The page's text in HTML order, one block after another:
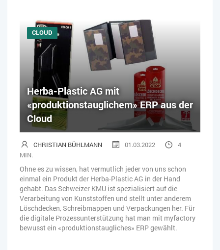
Herba-Plastic AG mit
«produktionstauglichem» ERP aus der
Cloud
CLOUD
CHRISTIAN BÜHLMANN 01.03.2022
4
MIN.
Ohne es zu wissen, hat vermutlich jeder von uns schon
einmal ein Produkt der Herba-Plastic AG in der Hand
gehabt. Das Schweizer KMU ist spezialisiert auf die
Verarbeitung von Kunststoffen und stellt unter anderem
Löschdecken, Schreibmappen und Verpackungen her. Für
die digitale Prozessunterstützung hat man mit myfactory
bewusst ein «produktionstaugliches» ERP gewählt.